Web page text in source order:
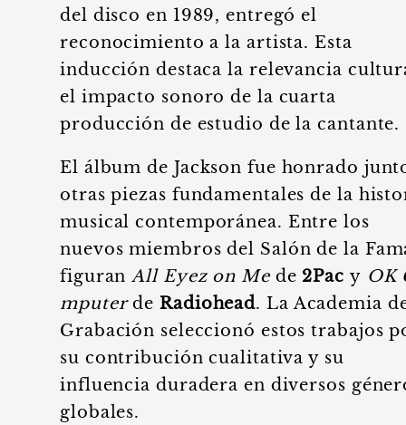
del disco en 1989, entregó el
reconocimiento a la artista. Esta
inducción destaca la relevancia
el impacto sonoro de la cuarta
producción de estudio de la cantante.
El álbum de Jackson fue honrado
otras piezas fundamentales de la
musical contemporánea. Entre los
nuevos miembros del Salón de la
figuranAll Eyez on Mede 2Pac y OK
mputerdeRadiohead. La Academia
Grabación seleccionó estos trabajos
su contribución cualitativa y su
influencia duradera en diversos
globales.